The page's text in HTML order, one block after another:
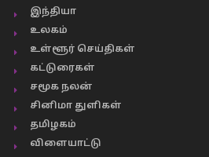
இந்தியா
உலகம்
உள்ளூர் செய்திகள்
கட்டுரைகள்
சமூக நலன்
சினிமா துளிகள்
தமிழகம்
விளையாட்டு